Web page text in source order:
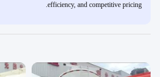
efficiency, and competitive pricing.